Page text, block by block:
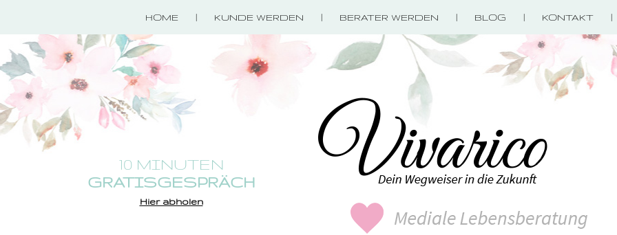
HOME KUNDE WERDEN BERATER WERDEN BLOG KONTAKT
10 MINUTEN
GRATISGESPRÄCH
Hier abholen